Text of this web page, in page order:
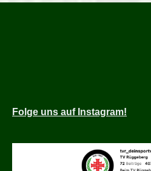
Folge uns auf Instagram!